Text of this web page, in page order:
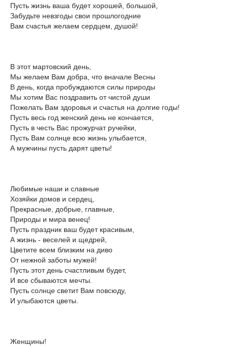
Пусть жизнь ваша будет хорошей, большой,
Забудьте невзгоды свои прошлогодние
Вам счастья желаем сердцем, душой!
В этот мартовский день,
Мы желаем Вам добра, что вначале Весны
В день, когда пробуждаются силы природы
Мы хотим Вас поздравить от чистой души
Пожелать Вам здоровья и счастья на долгие годы!
Пусть весь год женский день не кончается,
Пусть в честь Вас прожурчат ручейки,
Пусть Вам солнце всю жизнь улыбается,
А мужчины пусть дарят цветы!
Любимые наши и славные
Хозяйки домов и сердец,
Прекрасные, добрые, главные,
Природы и мира венец!
Пусть праздник ваш будет красивым,
А жизнь - веселей и щедрей,
Цветите всем близким на диво
От нежной заботы мужей!
Пусть этот день счастливым будет,
И все сбываются мечты.
Пусть солнце светит Вам повсюду,
И улыбаются цветы.
Женщины!